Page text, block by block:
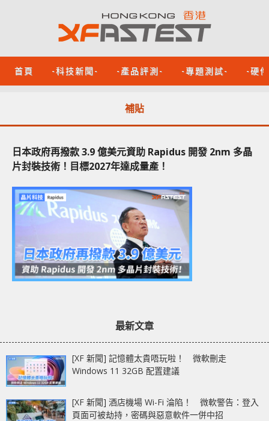
首頁 -科技新聞- -產品評測- -專題測試- -硬
補貼
日本政府再撥款 3.9 億美元資助 Rapidus 開發 2nm 多晶
片封裝技術！目標2027年達成量產！
最新文章
[XF 新聞] 記憶體太貴唔玩啦！ 微軟刪走
Windows 11 32GB 配置建議
[XF 新聞] 酒店機場 Wi-Fi 淪陷！ 微軟警告：登入
頁面可被劫持，密碼與惡意軟件一併中招